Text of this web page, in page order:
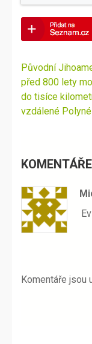
Navigace
pro
příspěvek
Původní
před 800 lety
do tisíce
vzdálené
Komentáře jsou